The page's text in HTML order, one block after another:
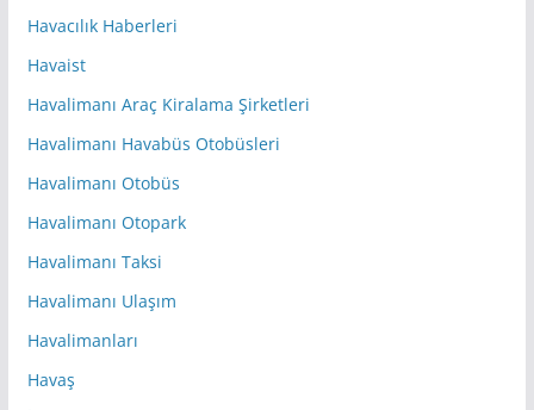
Havacılık Haberleri
Havaist
Havalimanı Araç Kiralama Şirketleri
Havalimanı Havabüs Otobüsleri
Havalimanı Otobüs
Havalimanı Otopark
Havalimanı Taksi
Havalimanı Ulaşım
Havalimanları
Havaş